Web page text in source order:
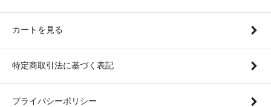
カートを見る
特定商取引法に基づく表記
プライバシーポリシー